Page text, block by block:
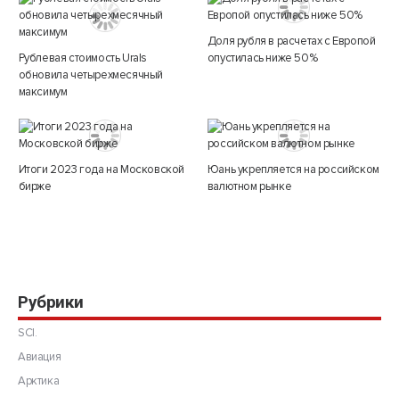
Рублевая стоимость Urals
обновила четырехмесячный
максимум
Доля рубля в расчетах с Европой
опустилась ниже 50%
Итоги 2023 года на Московской
бирже
Юань укрепляется на российском
валютном рынке
Рубрики
SCI.
Авиация
Арктика